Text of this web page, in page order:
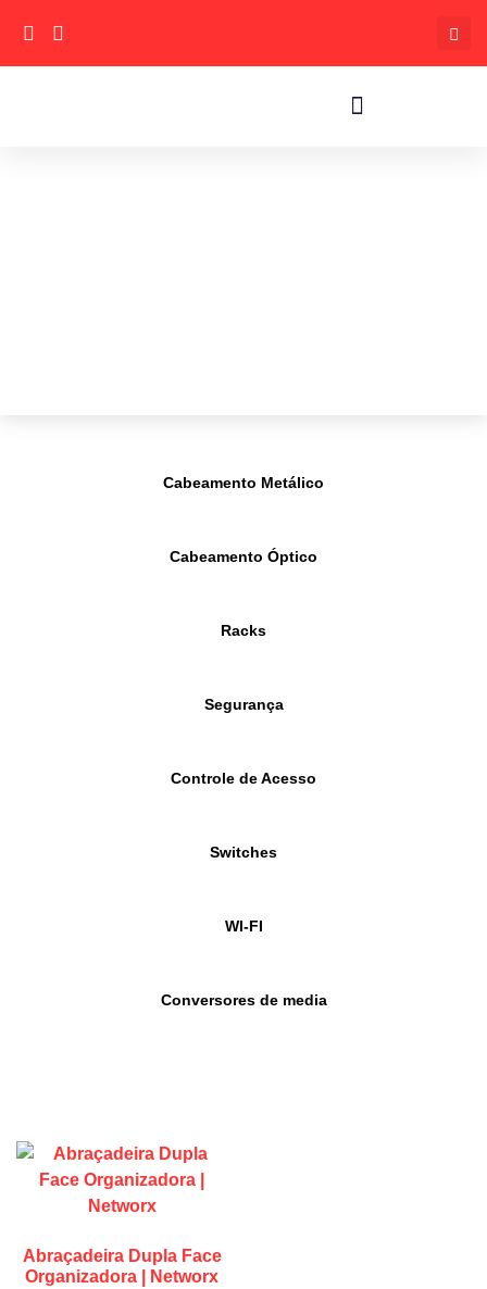
Cabeamento Metálico
Cabeamento Óptico
Racks
Segurança
Controle de Acesso
Switches
WI-FI
Conversores de media
Abraçadeira Dupla Face
Organizadora | Networx